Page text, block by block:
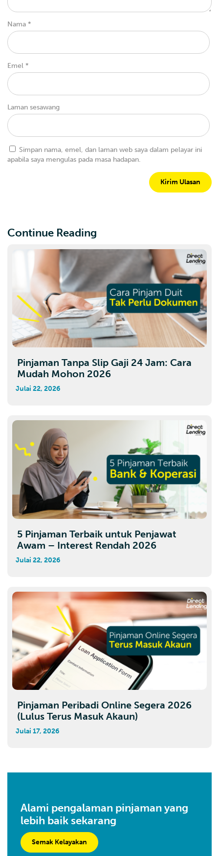
Nama *
Emel *
Laman sesawang
Simpan nama, emel, dan laman web saya dalam pelayar ini
apabila saya mengulas pada masa hadapan.
Continue Reading
Julai 22, 2026
Pinjaman Tanpa Slip Gaji 24 Jam: Cara
Mudah Mohon 2026
Julai 22, 2026
5 Pinjaman Terbaik untuk Penjawat
Awam – Interest Rendah 2026
Julai 17, 2026
Pinjaman Peribadi Online Segera 2026
(Lulus Terus Masuk Akaun)
Alami pengalaman pinjaman yang
lebih baik sekarang
Semak Kelayakan